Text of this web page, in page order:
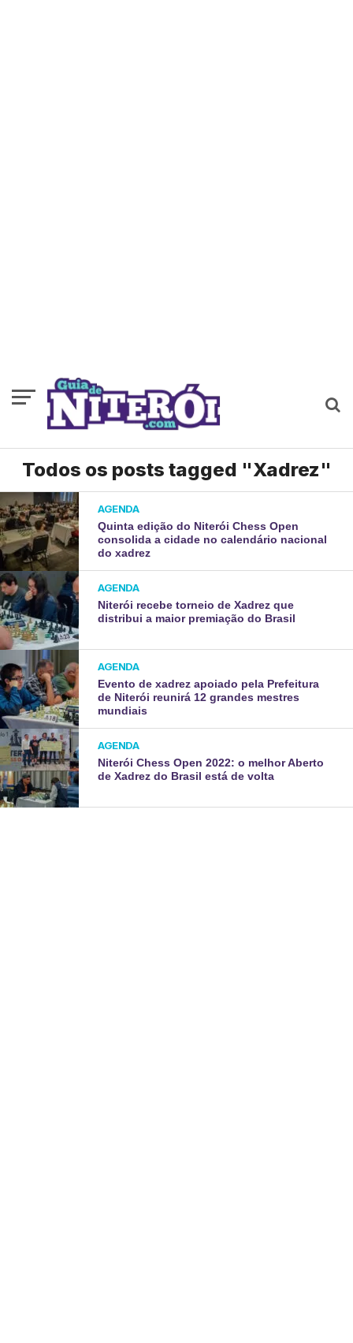
Todos os posts tagged "Xadrez"
AGENDA
Quinta edição do Niterói Chess Open
consolida a cidade no calendário nacional
do xadrez
AGENDA
Niterói recebe torneio de Xadrez que
distribui a maior premiação do Brasil
AGENDA
Evento de xadrez apoiado pela Prefeitura
de Niterói reunirá 12 grandes mestres
mundiais
AGENDA
Niterói Chess Open 2022: o melhor Aberto
de Xadrez do Brasil está de volta